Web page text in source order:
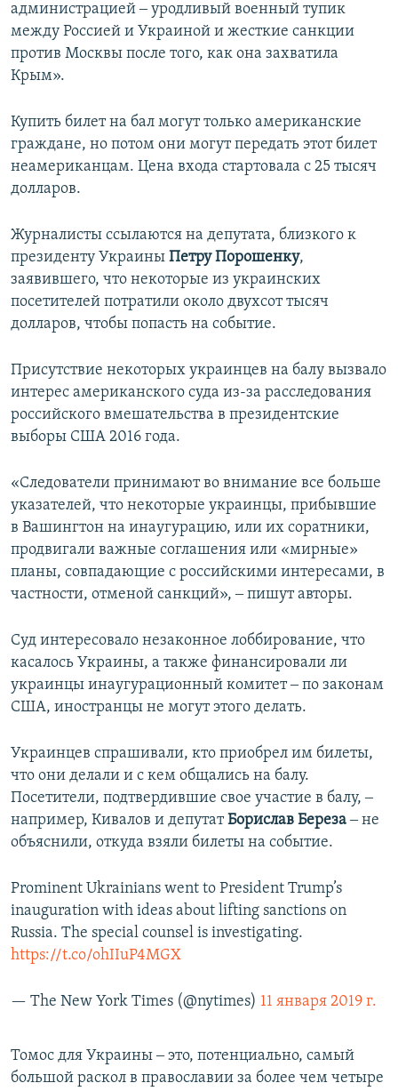
администрацией ‒ уродливый военный тупик
между Россией и Украиной и жесткие санкции
против Москвы после того, как она захватила
Крым».
Купить билет на бал могут только американские
граждане, но потом они могут передать этот билет
неамериканцам. Цена входа стартовала с 25 тысяч
долларов.
Журналисты ссылаются на депутата, близкого к
президенту Украины Петру Порошенку,
заявившего, что некоторые из украинских
посетителей потратили около двухсот тысяч
долларов, чтобы попасть на событие.
Присутствие некоторых украинцев на балу вызвало
интерес американского суда из-за расследования
российского вмешательства в президентские
выборы США 2016 года.
«Следователи принимают во внимание все больше
указателей, что некоторые украинцы, прибывшие
в Вашингтон на инаугурацию, или их соратники,
продвигали важные соглашения или «мирные»
планы, совпадающие с российскими интересами, в
частности, отменой санкций», ‒ пишут авторы.
Суд интересовало незаконное лоббирование, что
касалось Украины, а также финансировали ли
украинцы инаугурационный комитет ‒ по законам
США, иностранцы не могут этого делать.
Украинцев спрашивали, кто приобрел им билеты,
что они делали и с кем общались на балу.
Посетители, подтвердившие свое участие в балу, ‒
например, Кивалов и депутатБорислав Береза‒ не
объяснили, откуда взяли билеты на событие.
Prominent Ukrainians went to President Trump’s
inauguration with ideas about lifting sanctions on
Russia. The special counsel is investigating.
https://t.co/ohIIuP4MGX
— The New York Times (@nytimes) 11 января 2019 г.
Томос для Украины ‒ это, потенциально, самый
большой раскол в православии за более чем четыре